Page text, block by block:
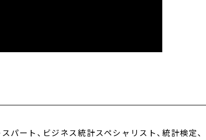
パート、ビジネス統計スペシャリスト、統計検定、